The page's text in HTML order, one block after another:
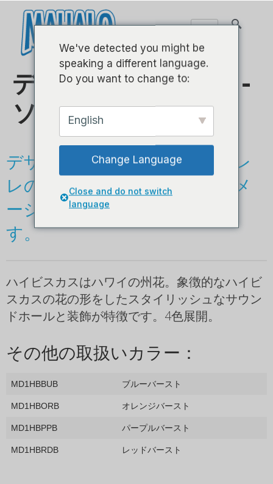
デザイナーシリーズ -
ソプラノ
デザイナーシリーズは、ウクレ
レの発祥地であるハワイのイメ
ージをデザインしたモデルで
す。
ハイビスカスはハワイの州花。象徴的なハイビ
スカスの花の形をしたスタイリッシュなサウン
ドホールと装飾が特徴です。4色展開。
その他の取扱いカラー：
MD1HBBUB ブルーバースト
MD1HBORB オレンジバースト
MD1HBPPB パープルバースト
MD1HBRDB レッドバースト
We've detected you might be
speaking a different language.
Do you want to change to:
English
Change Language
Close and do not switch
language